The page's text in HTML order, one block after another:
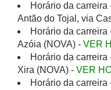
Horário da carreira
Antão do Tojal, via
Horário da carreira
Azóia (NOVA) - VER
Horário da
Xira (NOVA) - VER
Horário da